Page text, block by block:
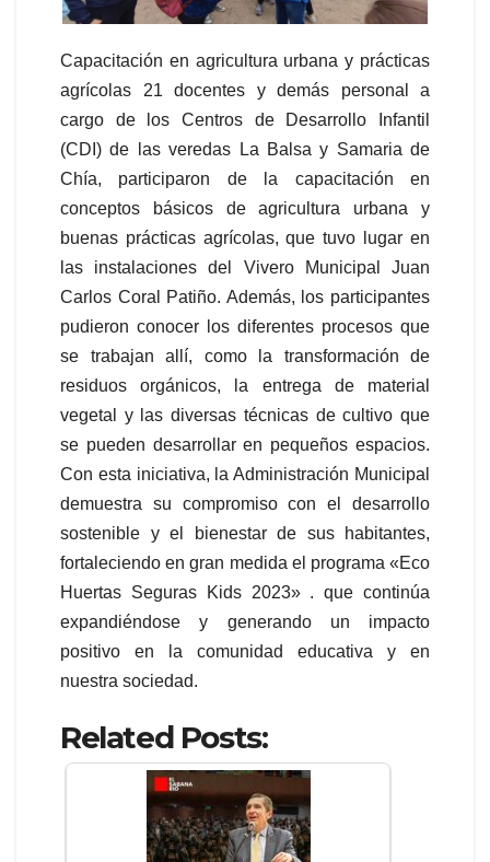
Capacitación en agricultura urbana y prácticas
agrícolas 21 docentes y demás personal a
cargo de los Centros de Desarrollo Infantil
(CDI) de las veredas La Balsa y Samaria de
Chía, participaron de la capacitación en
conceptos básicos de agricultura urbana y
buenas prácticas agrícolas, que tuvo lugar en
las instalaciones del Vivero Municipal Juan
Carlos Coral Patiño. Además, los participantes
pudieron conocer los diferentes procesos que
se trabajan allí, como la transformación de
residuos orgánicos, la entrega de material
vegetal y las diversas técnicas de cultivo que
se pueden desarrollar en pequeños espacios.
Con esta iniciativa, la Administración Municipal
demuestra su compromiso con el desarrollo
sostenible y el bienestar de sus habitantes,
fortaleciendo en gran medida el programa «Eco
Huertas Seguras Kids 2023» . que continúa
expandiéndose y generando un impacto
positivo en la comunidad educativa y en
nuestra sociedad.
Related Posts: